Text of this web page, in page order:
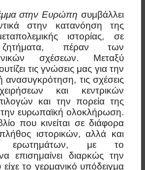
στην Ευρώπησυμβάλλει
στην κατανόηση της
ιστορίας, σε
ζητήματα, πέραν των
σχέσεων. Μεταξύ
τις γνώσεις μας για την
ανασυγκρότηση, τις σχέσεις
και κεντρικών
και την πορεία της
ευρωπαϊκή ολοκλήρωση.
που κινείται σε διάφορα
ιστορικών, αλλά και
ερωτημάτων, με το
επισημαίνει διαρκώς την
το γερμανικό υπόδειγμα